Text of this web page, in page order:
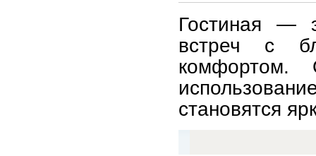
Гостиная —
встреч с
становятся